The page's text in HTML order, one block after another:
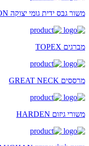
משור גבס ידית גומי יצוקה KOMELON
מברגים TOPEX
מרססים GREAT NECK
משורי גיזום HARDEN